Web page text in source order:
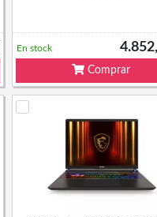
En stock
Comprar